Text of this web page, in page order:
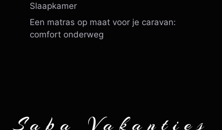
Slaapkamer
Een matras op maat voor je caravan:
comfort onderweg
Saba Vakanties